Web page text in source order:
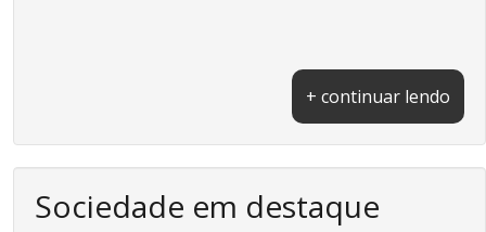
+ continuar lendo
Sociedade em destaque